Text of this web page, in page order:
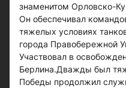
знаменитом Орловско-
Он обеспечивал
тяжелых условиях
города Правобережной
Участвовал в
Берлина.Дважды был
Победы продолжил